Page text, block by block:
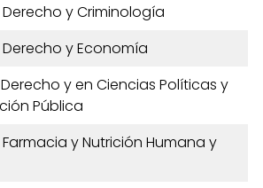
y Criminología
y Economía
y en Ciencias Políticas y
Pública
y Nutrición Humana y